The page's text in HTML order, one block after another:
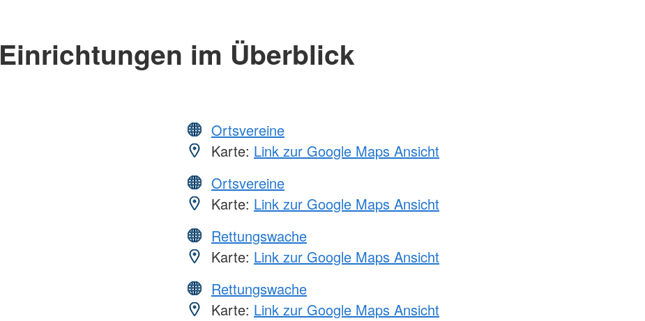
Einrichtungen im Überblick
Ortsvereine
Karte: Link zur Google Maps Ansicht
Ortsvereine
Karte: Link zur Google Maps Ansicht
Rettungswache
Karte: Link zur Google Maps Ansicht
Rettungswache
Karte: Link zur Google Maps Ansicht